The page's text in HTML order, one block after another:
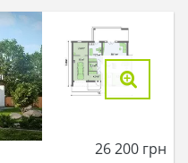
26 200 грн